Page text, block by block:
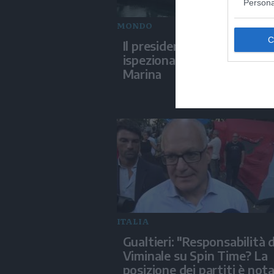
MONDO
Il presidente di Taiwan
ispeziona le esercitazioni
Marina
ITALIA
Gualtieri: "Responsabilità
Viminale su Spin Time? La
posizione dei partiti è